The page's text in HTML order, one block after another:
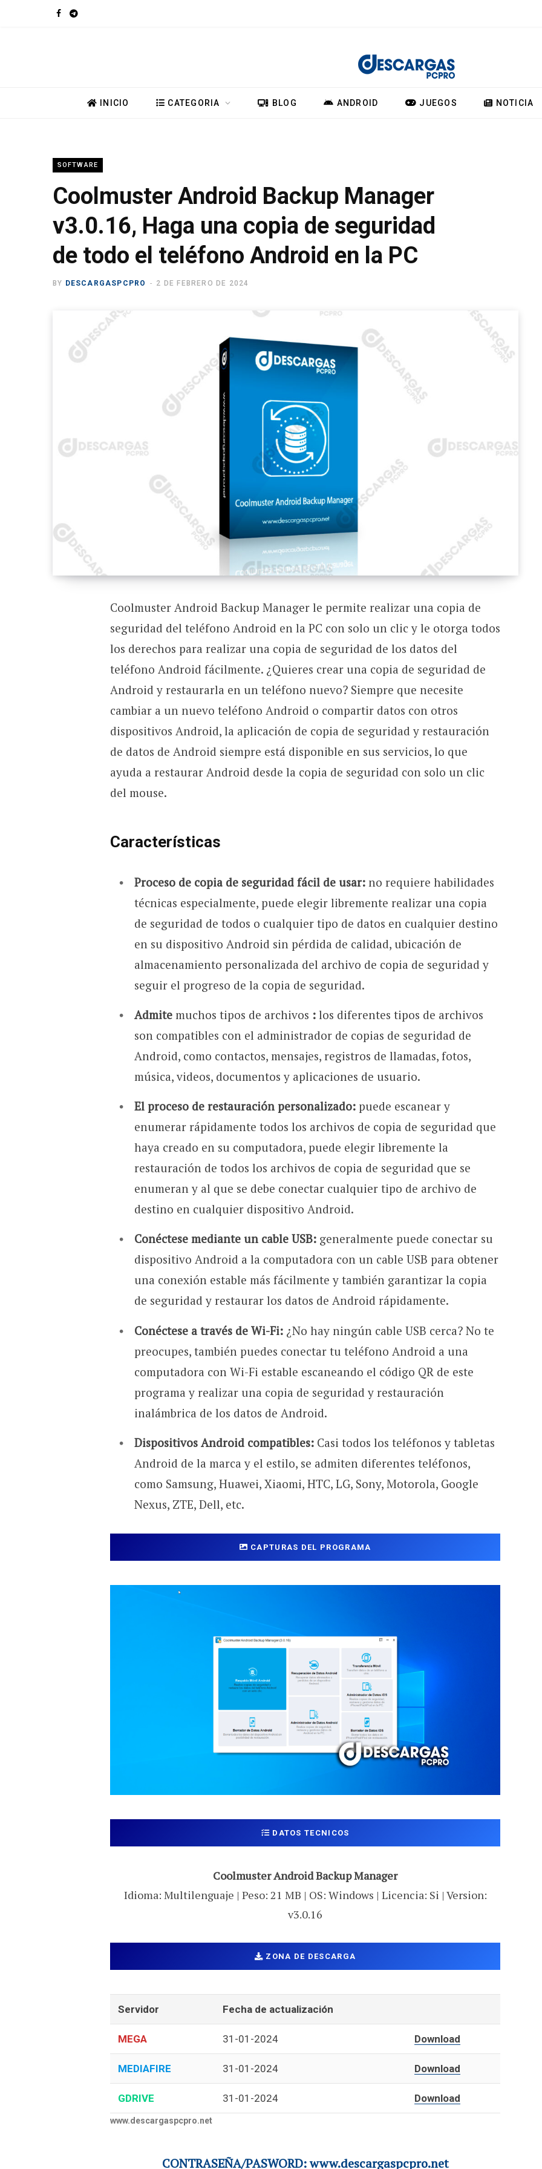
F
o
k
T
a
m
INICIO CATEGORIA BLOG ANDROID JUEGOS NOTICIA
SOFTWARE
Coolmuster Android Backup Manager
v3.0.16, Haga una copia de seguridad
de todo el teléfono Android en la PC
BY DESCARGASPCPRO 2 DE FEBRERO DE 2024
Coolmuster Android Backup Manager le permite realizar una copia de
seguridad del teléfono Android en la PC con solo un clic y le otorga todos
los derechos para realizar una copia de seguridad de los datos del
teléfono Android fácilmente. ¿Quieres crear una copia de seguridad de
Android y restaurarla en un teléfono nuevo? Siempre que necesite
cambiar a un nuevo teléfono Android o compartir datos con otros
dispositivos Android, la aplicación de copia de seguridad y restauración
de datos de Android siempre está disponible en sus servicios, lo que
ayuda a restaurar Android desde la copia de seguridad con solo un clic
del mouse.
Características
Proceso de copia de seguridad fácil de usar:no requiere habilidades
técnicas especialmente, puede elegir libremente realizar una copia
de seguridad de todos o cualquier tipo de datos en cualquier destino
en su dispositivo Android sin pérdida de calidad, ubicación de
almacenamiento personalizada del archivo de copia de seguridad y
seguir el progreso de la copia de seguridad.
Admitemuchos tipos de archivos :los diferentes tipos de archivos
son compatibles con el administrador de copias de seguridad de
Android, como contactos, mensajes, registros de llamadas, fotos,
música, videos, documentos y aplicaciones de usuario.
El proceso de restauración personalizado:puede escanear y
enumerar rápidamente todos los archivos de copia de seguridad que
haya creado en su computadora, puede elegir libremente la
restauración de todos los archivos de copia de seguridad que se
enumeran y al que se debe conectar cualquier tipo de archivo de
destino en cualquier dispositivo Android.
Conéctese mediante un cable USB:generalmente puede conectar su
dispositivo Android a la computadora con un cable USB para obtener
una conexión estable más fácilmente y también garantizar la copia
de seguridad y restaurar los datos de Android rápidamente.
Conéctese a través de Wi-Fi:¿No hay ningún cable USB cerca? No te
preocupes, también puedes conectar tu teléfono Android a una
computadora con Wi-Fi estable escaneando el código QR de este
programa y realizar una copia de seguridad y restauración
inalámbrica de los datos de Android.
Dispositivos Android compatibles:Casi todos los teléfonos y tabletas
Android de la marca y el estilo, se admiten diferentes teléfonos,
como Samsung, Huawei, Xiaomi, HTC, LG, Sony, Motorola, Google
Nexus, ZTE, Dell, etc.
CAPTURAS DEL PROGRAMA
DATOS TECNICOS
Coolmuster Android Backup Manager
Idioma: Multilenguaje | Peso: 21 MB | OS: Windows | Licencia: Si | Version:
v3.0.16
ZONA DE DESCARGA
Servidor Fecha de actualización
MEGA 31-01-2024 Download
MEDIAFIRE 31-01-2024 Download
GDRIVE 31-01-2024 Download
www.descargaspcpro.net
CONTRASEÑA/PASWORD: www.descargaspcpro.net